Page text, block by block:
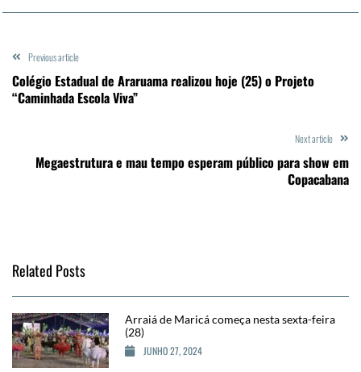
Previous article
Colégio Estadual de Araruama realizou hoje (25) o Projeto
“Caminhada Escola Viva”
Next article
Megaestrutura e mau tempo esperam público para show em
Copacabana
Related Posts
Arraiá de Maricá começa nesta sexta-feira
(28)
JUNHO 27, 2024